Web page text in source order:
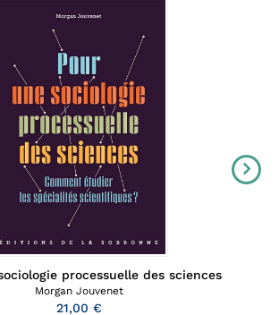
processuelle des sciences
Morgan Jouvenet
21,00 €